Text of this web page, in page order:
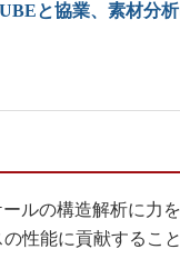
と協業、素材分
ルの構造解析に力
性能に貢献するこ